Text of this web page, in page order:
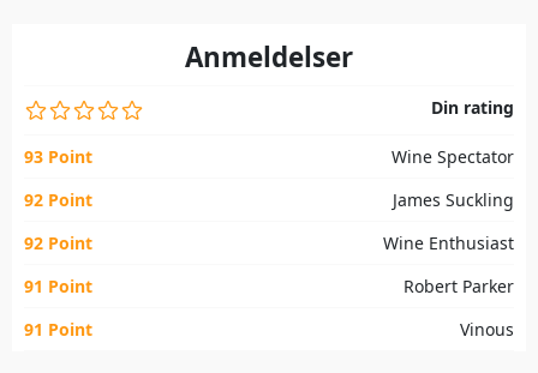
Anmeldelser
Din rating
93 Point
Wine Spectator
92 Point
James Suckling
92 Point
Wine Enthusiast
91 Point
Robert Parker
91 Point
Vinous